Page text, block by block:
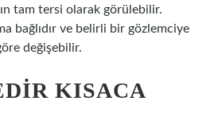
tam tersi olarak görülebilir.
bağlıdır ve belirli bir gözlemciye
değişebilir.
KISACA